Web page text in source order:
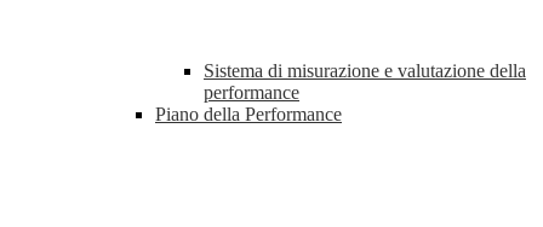
Sistema di misurazione e valutazione della
performance
Piano della Performance